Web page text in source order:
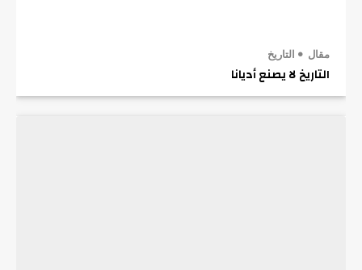
مقال التاريخ
التاريخ لا يصنع أديانا